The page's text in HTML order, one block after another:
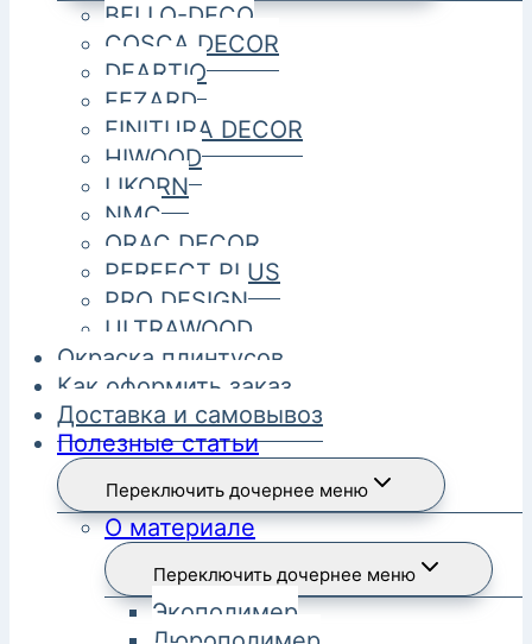
BELLO-DECO
COSCA DECOR
DEARTIO
FEZARD
FINITURA DECOR
HIWOOD
LIKORN
NMC
ORAC DECOR
PERFECT PLUS
PRO DESIGN
ULTRAWOOD
Окраска плинтусов
Как оформить заказ
Доставка и самовывоз
Полезные статьи
Переключить дочернее меню
О материале
Переключить дочернее меню
Экополимер